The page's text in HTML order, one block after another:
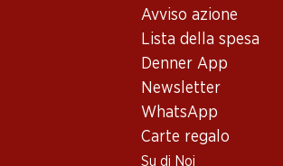
Avviso azione
Lista della spesa
Denner App
Newsletter
WhatsApp
Carte regalo
Su di Noi
Buono a sapersi